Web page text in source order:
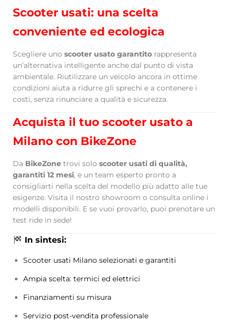
Scooter usati: una scelta
conveniente ed ecologica
Scegliere uno scooter usato garantito rappresenta
un’alternativa intelligente anche dal punto di vista
ambientale. Riutilizzare un veicolo ancora in ottime
condizioni aiuta a ridurre gli sprechi e a contenere i
costi, senza rinunciare a qualità e sicurezza.
Acquista il tuo scooter usato a
Milano con BikeZone
Da BikeZone trovi solo scooter usati di qualità,
garantiti 12 mesi, e un team esperto pronto a
consigliarti nella scelta del modello più adatto alle tue
esigenze. Visita il nostro showroom o consulta online i
modelli disponibili. E se vuoi provarlo, puoi prenotare un
test ride in sede!
In sintesi:
Scooter usati Milano selezionati e garantiti
Ampia scelta: termici ed elettrici
Finanziamenti su misura
Servizio post-vendita professionale